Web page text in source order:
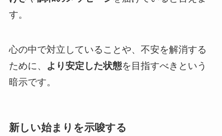
す。
心の中で対立していることや、不安を解消する
ために、 より安定した状態を目指すべきという
暗示です。
新しい始まりを示唆する